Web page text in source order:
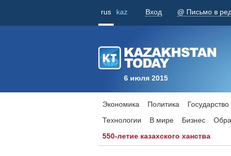
rus kaz Вход @ Письмо в
6 июля 2015
Экономика Политика Государство
Технологии
В мире Бизнес
550-летие казахского ханства